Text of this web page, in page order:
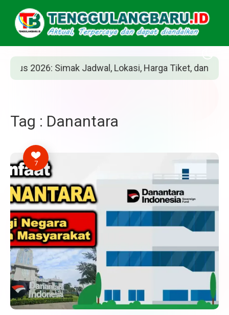
Simak Jadwal, Lokasi, Harga Tiket, dan Cara
Tag : Danantara
7